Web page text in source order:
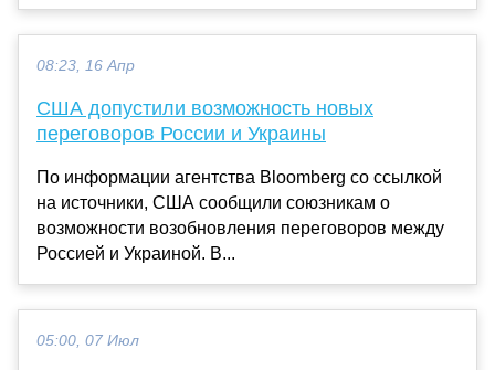
08:23, 16 Апр
США допустили возможность новых
переговоров России и Украины
По информации агентства Bloomberg со ссылкой
на источники, США сообщили союзникам о
возможности возобновления переговоров между
Россией и Украиной. В...
05:00, 07 Июл